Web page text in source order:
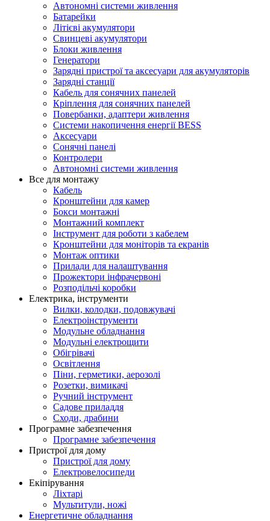
Автономні системи живлення
Батарейки
Літієві акумулятори
Свинцеві акумулятори
Блоки живлення
Генератори
Зарядні пристрої та аксесуари для акумуляторів
Зарядні станції
Кабель для сонячних панелей
Кріплення для сонячних панелей
Повербанки, адаптери живлення
Системи накопичення енергії BESS
Аксесуари
Сонячні панелі
Контролери
Автономні системи живлення
Все для монтажу
Кабель
Кронштейни для камер
Бокси монтажні
Монтажний комплект
Інструмент для роботи з кабелем
Кронштейни для моніторів та екранів
Монтаж оптики
Прилади для налаштування
Прожектори інфрачервоні
Розподільчі коробки
Електрика, інструменти
Вилки, колодки, подовжувачі
Електроінструменти
Модульне обладнання
Модульні електрощити
Обігрівачі
Освітлення
Піни, герметики, аерозолі
Розетки, вимикачі
Ручний інструмент
Садове приладдя
Сходи, драбини
Програмне забезпечення
Програмне забезпечення
Пристрої для дому
Пристрої для дому
Електровелосипеди
Екіпірування
Ліхтарі
Мультитули, ножі
Енергетичне обладнання